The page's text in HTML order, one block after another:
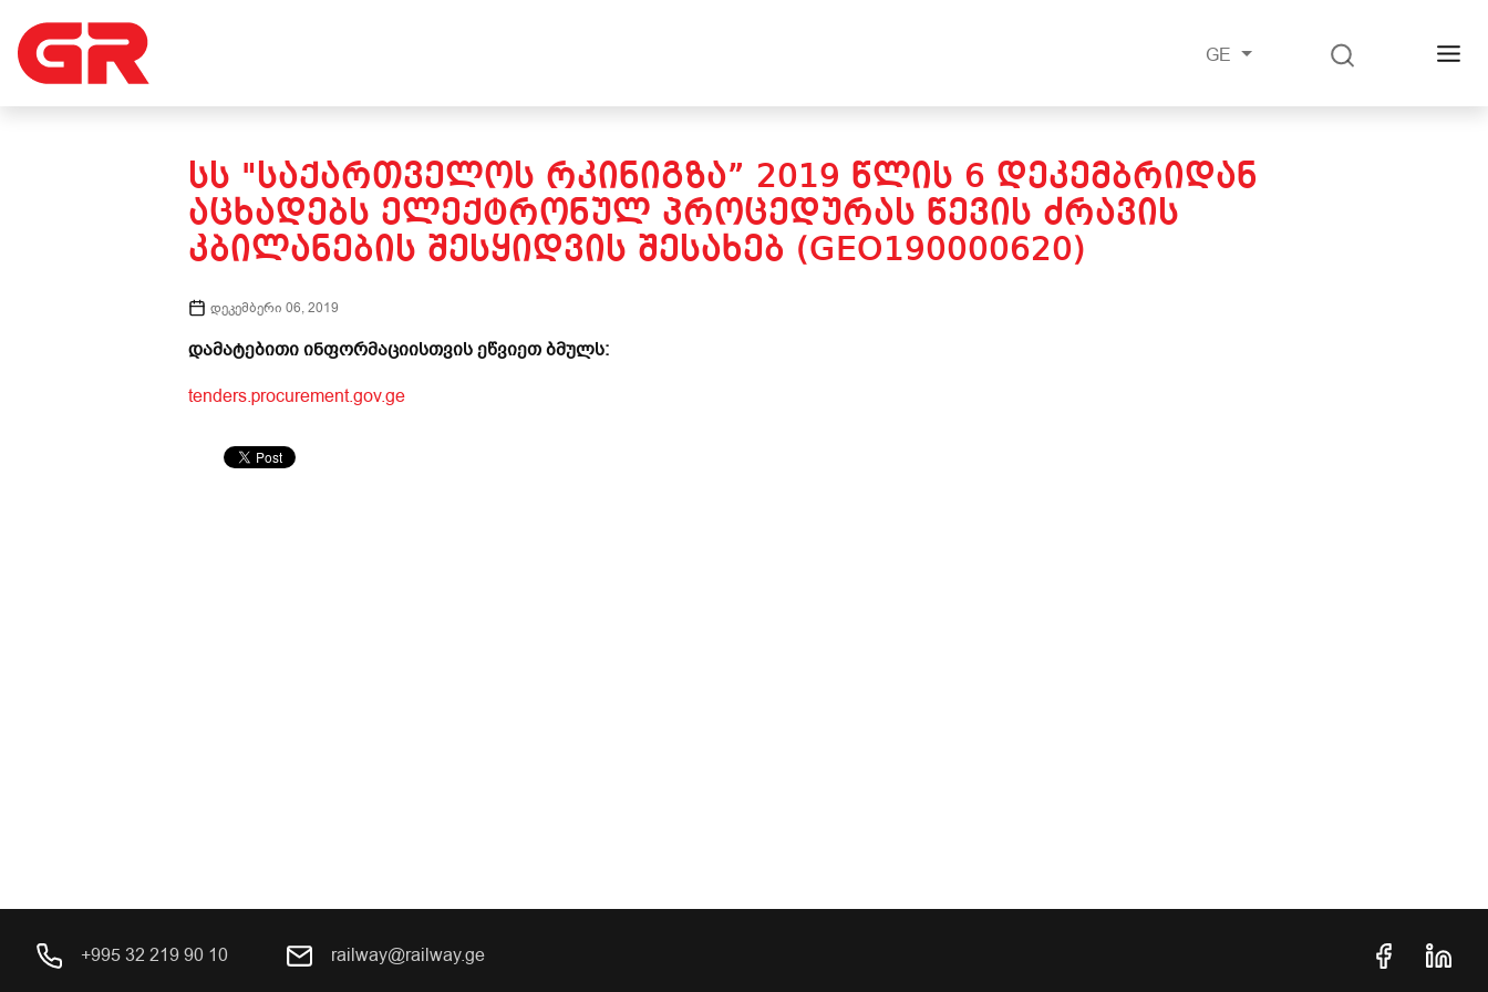
GE
ᲡᲡ "ᲡᲐᲥᲐᲠᲗᲕᲔᲚᲝᲡ ᲠᲙᲘᲜᲘᲒᲖᲐ” 2019 ᲬᲚᲘᲡ 6 ᲓᲔᲙᲔᲛᲑᲠᲘᲓᲐᲜ
ᲐᲪᲮᲐᲓᲔᲑᲡ ᲔᲚᲔᲥᲢᲠᲝᲜᲣᲚ ᲞᲠᲝᲪᲔᲓᲣᲠᲐᲡ ᲬᲔᲕᲘᲡ ᲫᲠᲐᲕᲘᲡ
ᲙᲑᲘᲚᲐᲜᲔᲑᲘᲡ ᲨᲔᲡᲧᲘᲓᲕᲘᲡ ᲨᲔᲡᲐᲮᲔᲑ (GEO190000620)
დეკემბერი 06, 2019
დამატებითი ინფორმაციისთვის ეწვიეთ ბმულს:
tenders.procurement.gov.ge
+995 32 219 90 10 railway@railway.ge